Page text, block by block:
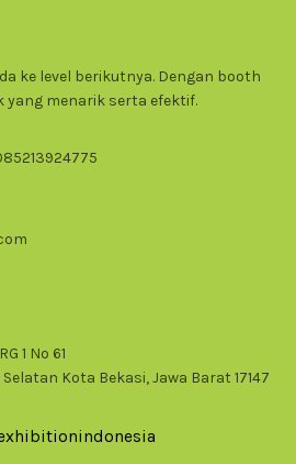
ke level berikutnya. Dengan booth
menarik serta efektif.
1 No 61
Kota Bekasi, Jawa Barat 17147